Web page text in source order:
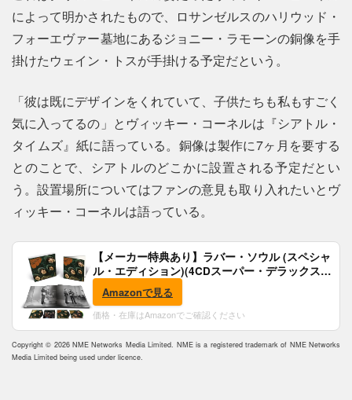
によって明かされたもので、ロサンゼルスのハリウッド・
フォーエヴァー墓地にあるジョニー・ラモーンの銅像を手
掛けたウェイン・トスが手掛ける予定だという。
「彼は既にデザインをくれていて、子供たちも私もすごく
気に入ってるの」とヴィッキー・コーネルは『シアトル・
タイムズ』紙に語っている。銅像は製作に7ヶ月を要する
とのことで、シアトルのどこかに設置される予定だとい
う。設置場所についてはファンの意見も取り入れたいとヴ
ィッキー・コーネルは語っている。
【メーカー特典あり】ラバー・ソウル (スペシャ
ル・エディション)(4CDスーパー・デラックス)
(完全生産限定盤)(SHM-CD)(特典:B2ポスター付)
Amazonで見る
価格・在庫はAmazonでご確認ください
Copyright © 2026 NME Networks Media Limited. NME is a registered trademark of NME Networks
Media Limited being used under licence.